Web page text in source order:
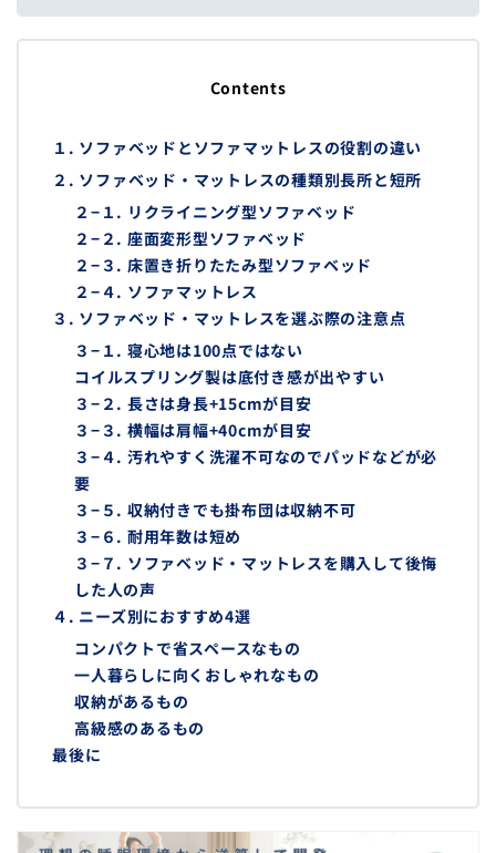
Contents
１. ソファベッドとソファマットレスの役割の違い
２. ソファベッド・マットレスの種類別長所と短所
２−１. リクライニング型ソファベッド
２−２. 座面変形型ソファベッド
２−３. 床置き折りたたみ型ソファベッド
２−４. ソファマットレス
３. ソファベッド・マットレスを選ぶ際の注意点
３−１. 寝心地は100点ではない
コイルスプリング製は底付き感が出やすい
３−２. 長さは身長+15cmが目安
３−３. 横幅は肩幅+40cmが目安
３−４. 汚れやすく洗濯不可なのでパッドなどが必
要
３−５. 収納付きでも掛布団は収納不可
３−６. 耐用年数は短め
３−７. ソファベッド・マットレスを購入して後悔
した人の声
４. ニーズ別におすすめ4選
コンパクトで省スペースなもの
一人暮らしに向くおしゃれなもの
収納があるもの
高級感のあるもの
最後に